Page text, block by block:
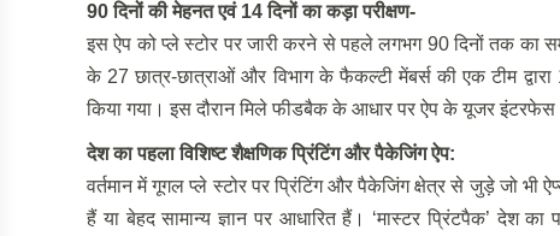
90दिनों की मेहनत एवं 14दिनों का कड़ा परीक्षण-
इस ऐप को प्ले स्टोर पर जारी करने से पहले लगभग 90 दिनों तक का
के 27 छात्र-छात्राओं और विभाग के फैकल्टी मेंबर्स की एक टीम
किया गया। इस दौरान मिले फीडबैक के आधार पर ऐप के यूजर इंटरफेस
देश का पहला विशिष्ट शैक्षणिक प्रिंटिंग और पैकेजिंग ऐप:
वर्तमान में गूगल प्ले स्टोर पर प्रिंटिंग और पैकेजिंग क्षेत्र से जुड़े जो भी
हैं या बेहद सामान्य ज्ञान पर आधारित हैं। ‘मास्टर प्रिंटपैक’